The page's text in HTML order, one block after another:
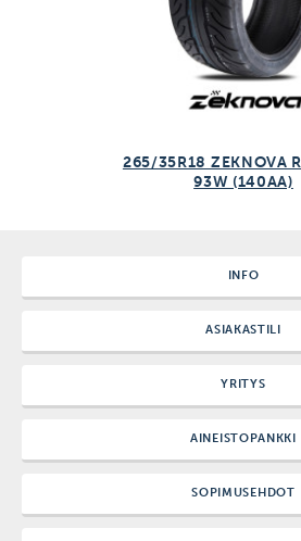
265/35R18 ZEKNOVA
93W (140AA)
INFO
ASIAKASTILI
YRITYS
AINEISTOPANKKI
SOPIMUSEHDOT